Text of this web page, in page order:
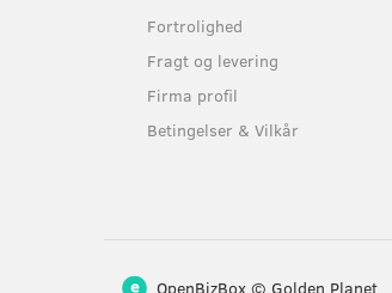
Fortrolighed
Fragt og levering
Firma profil
Betingelser & Vilkår
OpenBizBox © Golden Planet